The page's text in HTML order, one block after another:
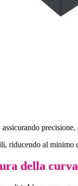
assicurando
riducendo al minimo
della